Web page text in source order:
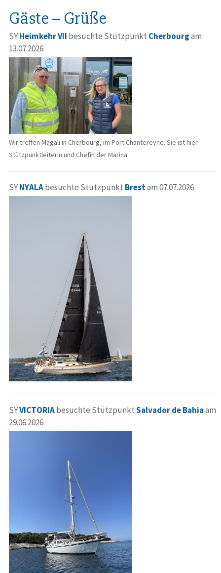
Gäste – Grüße
SYHeimkehr VII besuchte Stützpunkt Cherbourgam
13.07.2026
Wir treffen Magali in Cherbourg, im Port Chantereyne. Sie ist hier
Stützpunktleiterin und Chefin der Marina.
SYNYALAbesuchte Stützpunkt Brestam 07.07.2026
SYVICTORIAbesuchte StützpunktSalvador de Bahiaam
29.06.2026